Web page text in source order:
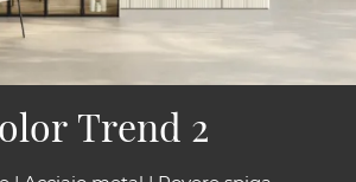
Trend 2